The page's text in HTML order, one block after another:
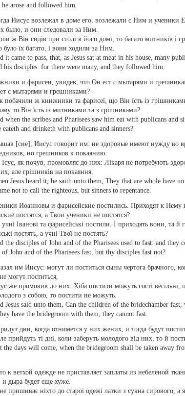
he arose and followed him.
Иисус возлежал в доме его, возлежали с Ним и
было, и они следовали за Ним.
ж Він сидів при столі в його домі, то багато митників і
було їх багато, і вони ходили за Ним.
it came to pass, that, as Jesus sat at meat in his house, many
his disciples: for there were many, and they followed him.
и фарисеи, увидев, что Он ест с мытарями и
с мытарями и грешниками?
ж книжники та фарисеї, що Він їсть із
то Він їсть із митниками та з грішниками?
when the scribes and Pharisees saw him eat with publicans and
eateth and drinketh with publicans and sinners?
[сие], Иисус говорит им: не здоровые имеют нужду во
но грешников к покаянию.
як почув, промовляє до них: Лікаря не потребують
але грішників на покаяння.
Jesus heard it, he saith unto them, They that are whole have
not to call the righteous, but sinners to repentance.
Иоанновы и фарисейские постились. Приходят к
постятся, а Твои ученики не постятся?
Іванові та фарисейські постили. І приходять вони, та й
постять, а учні Твої не постять?
the disciples of John and of the Pharisees used to fast: and they
of John and of the Pharisees fast, but thy disciples fast not?
им Иисус: могут ли поститься сыны чертога брачного,
могут поститься,
же промовив до них: Хіба постити можуть гості
з собою, то постити не можуть.
Jesus said unto them, Can the children of the bridechamber
have the bridegroom with them, they cannot fast.
дни, когда отнимется у них жених, и тогда будут
прийдуть ті дні, коли заберуть молодого від них, то й
the days will come, when the bridegroom shall be taken away
к ветхой одежде не приставляет заплаты из небеленой
и дыра будет еще хуже.
пришиває ніхто до старої одежі латки з сукна сирового, а